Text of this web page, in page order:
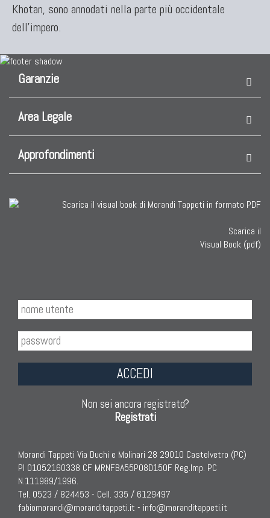
Khotan, sono annodati nella parte più occidentale
dell'impero.
Garanzie
Area Legale
Approfondimenti
Scarica il
Visual Book (pdf)
ACCEDI
Non sei ancora registrato?
Registrati
Morandi Tappeti Via Duchi e Molinari 28 29010 Castelvetro (PC)
PI 01052160338 CF MRNFBA55P08D150F Reg.Imp. PC
N.111989/1996.
Tel. 0523 / 824453 - Cell. 335 / 6129497
fabiomorandi@moranditappeti.it - info@moranditappeti.it